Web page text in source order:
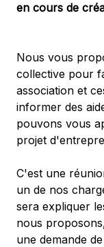
en cours de
Nous vous
collective pour
association et
informer des
pouvons vous
projet
C'est une
un de nos
sera expliquer
nous
une demande